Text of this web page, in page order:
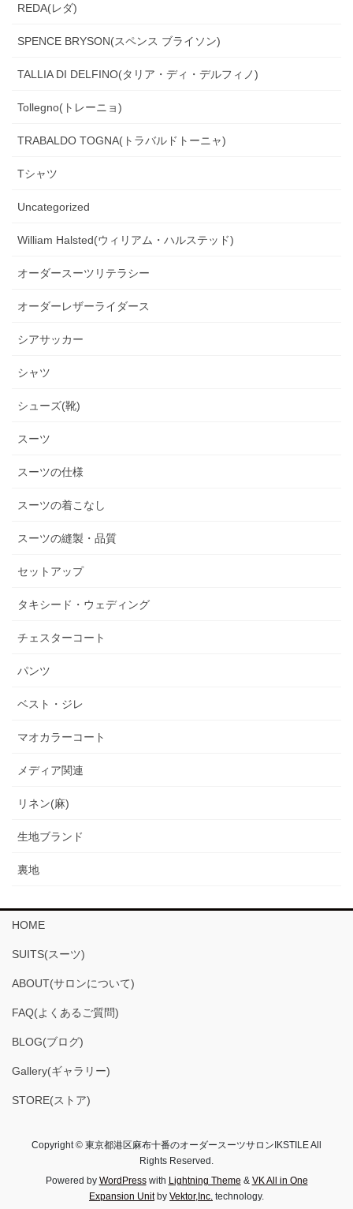
REDA(レダ)
SPENCE BRYSON(スペンス ブライソン)
TALLIA DI DELFINO(タリア・ディ・デルフィノ)
Tollegno(トレーニョ)
TRABALDO TOGNA(トラバルドトーニャ)
Tシャツ
Uncategorized
William Halsted(ウィリアム・ハルステッド)
オーダースーツリテラシー
オーダーレザーライダース
シアサッカー
シャツ
シューズ(靴)
スーツ
スーツの仕様
スーツの着こなし
スーツの縫製・品質
セットアップ
タキシード・ウェディング
チェスターコート
パンツ
ベスト・ジレ
マオカラーコート
メディア関連
リネン(麻)
生地ブランド
裏地
HOME
SUITS(スーツ)
ABOUT(サロンについて)
FAQ(よくあるご質問)
BLOG(ブログ)
Gallery(ギャラリー)
STORE(ストア)
Copyright © 東京都港区麻布十番のオーダースーツサロンIKSTILE All
Rights Reserved.
Powered by WordPresswith Lightning Theme & VK All in One
Expansion Unitby Vektor,Inc. technology.